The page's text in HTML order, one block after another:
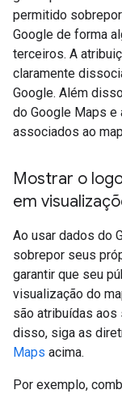
permitido
Google de forma
terceiros. A
claramente
Google. Além
do Google Maps e
associados ao
Mostrar o
em
Ao usar dados do
sobrepor seus
garantir que seu
visualização do
são atribuídas
disso, siga as
Maps acima.
Por exemplo,